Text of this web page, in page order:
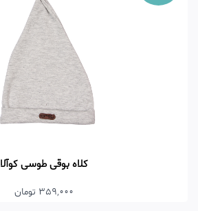
کلاه بوقی طوسی کوآلا
359,000 تومان